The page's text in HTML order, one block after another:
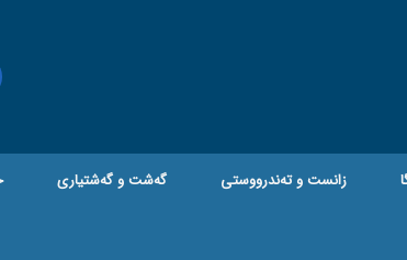
زانست و تەندرووستی گه‌شت و گه‌شتیاری